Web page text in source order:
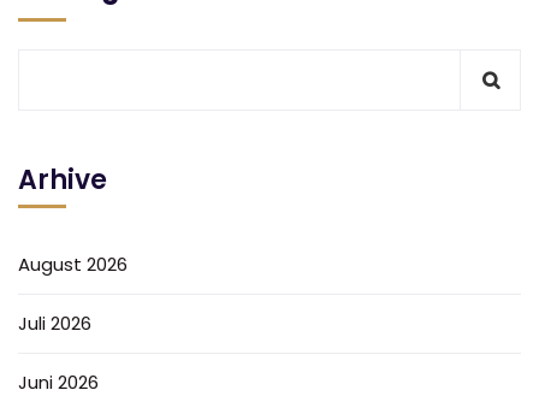
Arhive
August 2026
Juli 2026
Juni 2026